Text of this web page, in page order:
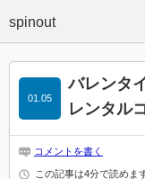
バレンタ
レンタル
01.05
コメントを書く
この記事は4分で読めま